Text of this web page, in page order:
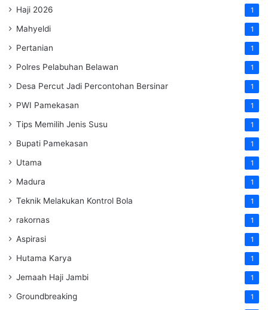
Haji 2026 1
Mahyeldi 1
Pertanian 1
Polres Pelabuhan Belawan 1
Desa Percut Jadi Percontohan Bersinar 1
PWI Pamekasan 1
Tips Memilih Jenis Susu 1
Bupati Pamekasan 1
Utama 1
Madura 1
Teknik Melakukan Kontrol Bola 1
rakornas 1
Aspirasi 1
Hutama Karya 1
Jemaah Haji Jambi 1
Groundbreaking 1